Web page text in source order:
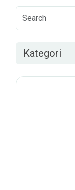
Kategori